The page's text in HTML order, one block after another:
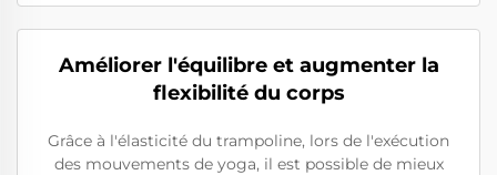
Améliorer l'équilibre et augmenter la
flexibilité du corps
Grâce à l'élasticité du trampoline, lors de l'exécution
des mouvements de yoga, il est possible de mieux